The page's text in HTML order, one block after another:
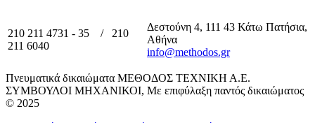
210 211 4731 - 35 / 210
211 6040
Δεστούνη 4, 111 43 Κάτω Πατήσια,
Αθήνα
info@methodos.gr
Πνευματικά δικαιώματα ΜΕΘΟΔΟΣ ΤΕΧΝΙΚΗ Α.Ε.
ΣΥΜΒΟΥΛΟΙ ΜΗΧΑΝΙΚΟΙ, Με επιφύλαξη παντός δικαιώματος
© 2025